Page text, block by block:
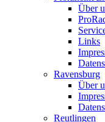
Über
Links
Ravensburg
Über
Reutlingen